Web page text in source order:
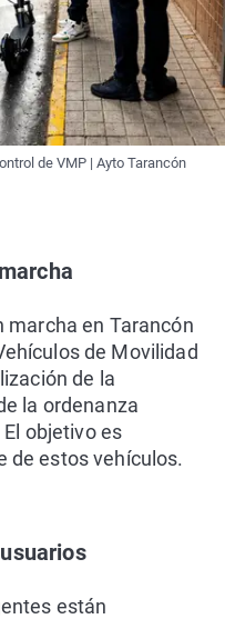
de VMP | Ayto Tarancón
marcha en Tarancón
de Movilidad
de la
la ordenanza
objetivo es
de estos vehículos.
están